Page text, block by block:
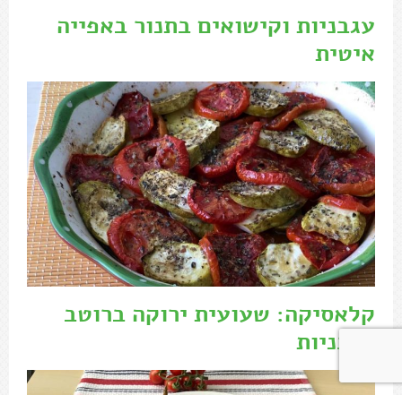
עגבניות וקישואים בתנור באפייה
איטית
קלאסיקה: שעועית ירוקה ברוטב
עגבניות